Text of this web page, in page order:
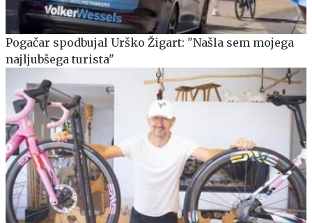
Pogačar spodbujal Urško Žigart: "Našla sem mojega
najljubšega turista"